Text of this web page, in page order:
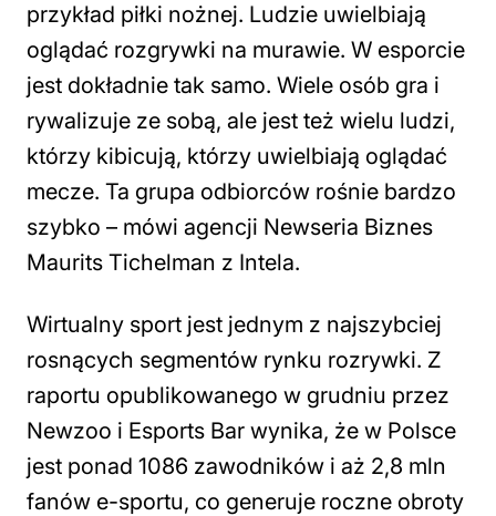
przykład piłki nożnej. Ludzie uwielbiają
oglądać rozgrywki na murawie. W esporcie
jest dokładnie tak samo. Wiele osób gra i
rywalizuje ze sobą, ale jest też wielu ludzi,
którzy kibicują, którzy uwielbiają oglądać
mecze. Ta grupa odbiorców rośnie bardzo
szybko – mówi agencji Newseria Biznes
Maurits Tichelman z Intela.
Wirtualny sport jest jednym z najszybciej
rosnących segmentów rynku rozrywki. Z
raportu opublikowanego w grudniu przez
Newzoo i Esports Bar wynika, że w Polsce
jest ponad 1086 zawodników i aż 2,8 mln
fanów e-sportu, co generuje roczne obroty